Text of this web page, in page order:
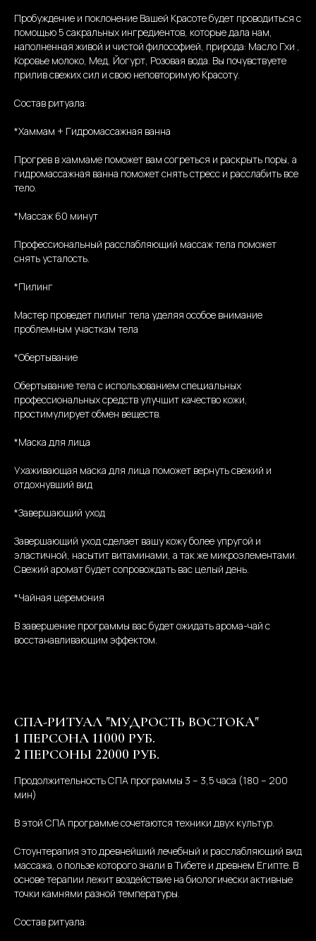
Пробуждение и поклонение Вашей Красоте будет проводиться с
помощью 5 сакральных ингредиентов, которые дала нам,
наполненная живой и чистой философией, природа: Масло Гхи ,
Коровье молоко, Мед, Йогурт, Розовая вода. Вы почувствуете
прилив свежих сил и свою неповторимую Красоту.
Состав ритуала:
*Хаммам + Гидромассажная ванна
Прогрев в хаммаме поможет вам согреться и раскрыть поры, а
гидромассажная ванна поможет снять стресс и расслабить все
тело.
*Массаж 60 минут
Профессиональный расслабляющий массаж тела поможет
снять усталость.
*Пилинг
Мастер проведет пилинг тела уделяя особое внимание
проблемным участкам тела
*Обертывание
Обертывание тела с использованием специальных
профессиональных средств улучшит качество кожи,
простимулирует обмен веществ.
*Маска для лица
Ухаживающая маска для лица поможет вернуть свежий и
отдохнувший вид
*Завершающий уход
Завершающий уход сделает вашу кожу более упругой и
эластичной, насытит витаминами, а так же микроэлементами.
Свежий аромат будет сопровождать вас целый день.
*Чайная церемония
В завершение программы вас будет ожидать арома-чай с
восстанавливающим эффектом.
СПА-РИТУАЛ "МУДРОСТЬ ВОСТОКА"
1 ПЕРСОНА 11000 РУБ.
2 ПЕРСОНЫ 22000 РУБ.
Продолжительность СПА программы 3 – 3,5 часа (180 – 200
мин)
В этой СПА программе сочетаются техники двух культур.
Стоунтерапия это древнейший лечебный и расслабляющий вид
массажа, о пользе которого знали в Тибете и древнем Египте. В
основе терапии лежит воздействие на биологически активные
точки камнями разной температуры.
Состав ритуала: